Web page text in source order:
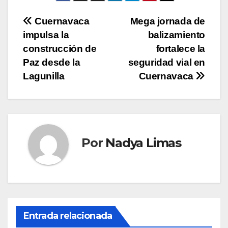
Navegación
de
entradas
Mega jornada de
balizamiento
fortalece la
seguridad vial en
Cuernavaca
Cuernavaca
impulsa la
construcción de
Paz desde la
Lagunilla
Por Nadya Limas
Entrada relacionada